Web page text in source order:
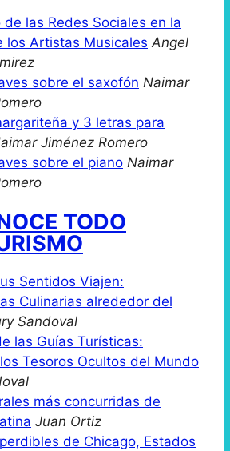
de las Redes Sociales en la
los Artistas Musicales Angel
sobre el saxofón Naimar
y 3 letras para
Jiménez Romero
sobre el piano Naimar
TODO
Sentidos Viajen:
Culinarias alrededor del
Sandoval
las Guías Turísticas:
Tesoros Ocultos del Mundo
más concurridas de
Juan Ortiz
de Chicago, Estados